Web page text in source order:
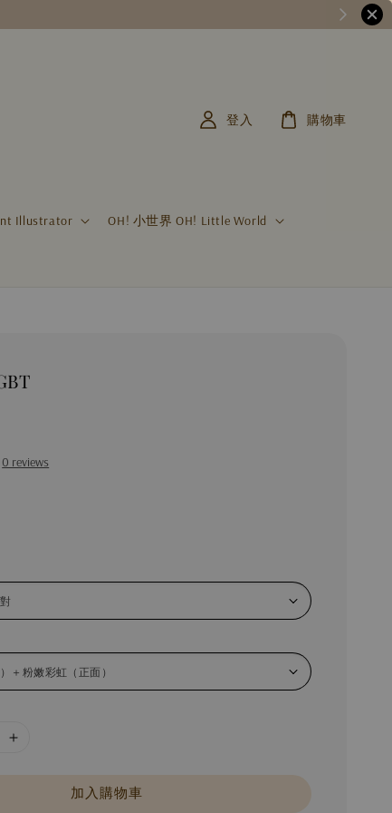
Illustrator OH! 小世界 OH! Little World
登入 購物車
0 reviews
加入購物車